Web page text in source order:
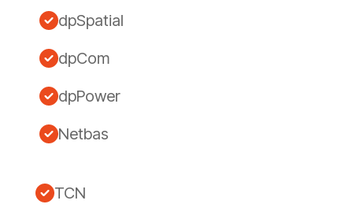
dpSpatial
dpCom
dpPower
Netbas
TCN